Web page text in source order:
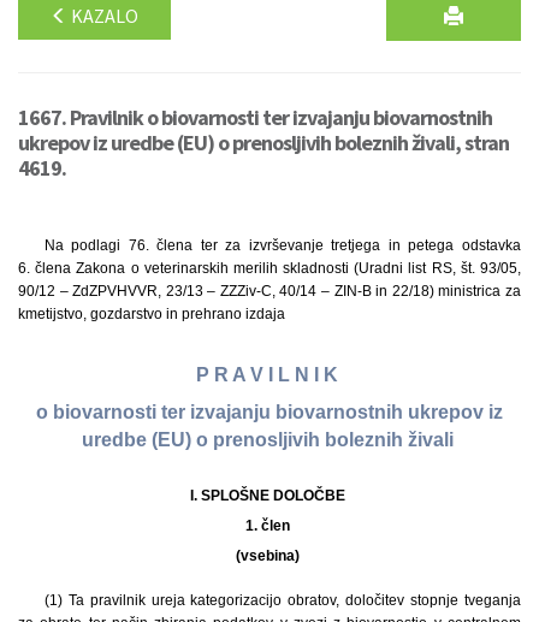
KAZALO
1667. Pravilnik o biovarnosti ter izvajanju biovarnostnih
ukrepov iz uredbe (EU) o prenosljivih boleznih živali, stran
4619.
Na podlagi 76. člena ter za izvrševanje tretjega in petega odstavka
6. člena Zakona o veterinarskih merilih skladnosti (Uradni list RS, št. 93/05,
90/12 – ZdZPVHVVR, 23/13 – ZZZiv-C, 40/14 – ZIN-B in 22/18) ministrica za
kmetijstvo, gozdarstvo in prehrano izdaja
P R A V I L N I K
o biovarnosti ter izvajanju biovarnostnih ukrepov iz
uredbe (EU) o prenosljivih boleznih živali
I. SPLOŠNE DOLOČBE
1. člen
(vsebina)
(1) Ta pravilnik ureja kategorizacijo obratov, določitev stopnje tveganja